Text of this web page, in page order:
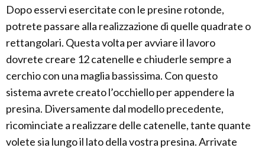
Dopo esservi esercitate con le presine rotonde,
potrete passare alla realizzazione di quelle quadrate o
rettangolari. Questa volta per avviare il lavoro
dovrete creare 12 catenelle e chiuderle sempre a
cerchio con una maglia bassissima. Con questo
sistema avrete creato l’occhiello per appendere la
presina. Diversamente dal modello precedente,
ricominciate a realizzare delle catenelle, tante quante
volete sia lungo il lato della vostra presina. Arrivate